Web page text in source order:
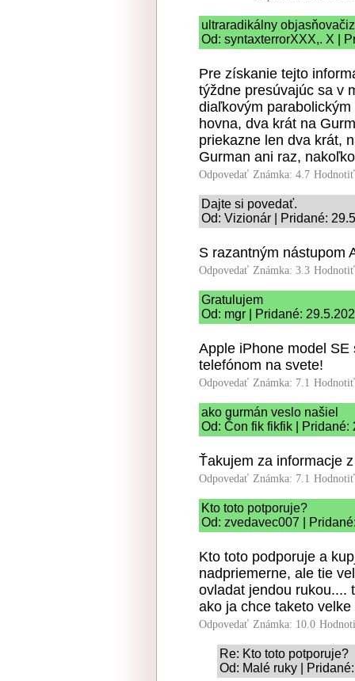
ultraradikálny
Od: syntaxterrorXXX,. X |
Pre získanie tejto
týždne presúvajúc sa v
diaľkovým
hovna, dva krát na
priekazne len dva krát,
Gurman ani raz,
Odpovedať Známka: 4.7
Dajte si povedať.
Od: Vizionár | Pridané:
S razantným nástupom
Odpovedať Známka: 3.3
Gratulujem
Od: mgr | Pridané:
Apple iPhone model
telefónom na svete!
Odpovedať Známka: 7.1
ako gurmán veslo našiel
Od: Čon fik fikfik | Pridané:
Ťakujem za informacje
Odpovedať Známka: 7.1
Kto toto potporuje?
Od: zvedavec007 |
Kto toto podporuje a
nadpriemerne, ale tie
ovladat jendou rukou....
ako ja chce taketo
Odpovedať Známka: 10.0
Re: Kto toto potporuje?
Od: Malé ruky |